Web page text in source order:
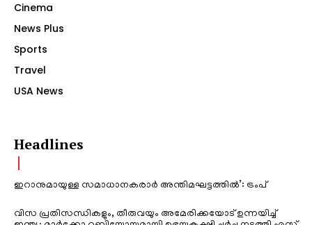
Cinema
News Plus
Sports
Travel
USA News
Headlines
ഇറാനുമായുള്ള സമാധാനകരാർ അന്തിമഘട്ടത്തിൽ‌’: ട്രംപ്
വിസ പ്രതിസന്ധികളും, തീരുവയും അമേരിക്കയോട് ഉന്നയിച്ച്